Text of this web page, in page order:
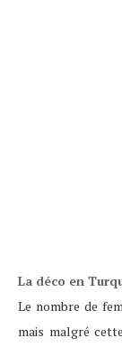
La déco en
Le nombre de
mais malgré